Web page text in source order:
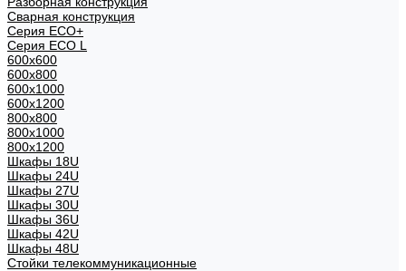
Сварная конструкция
Серия ECO+
Серия ECO L
600x600
600x800
600х1000
600х1200
800x800
800х1000
800х1200
Шкафы 18U
Шкафы 24U
Шкафы 27U
Шкафы 30U
Шкафы 36U
Шкафы 42U
Шкафы 48U
Стойки телекоммуникационные